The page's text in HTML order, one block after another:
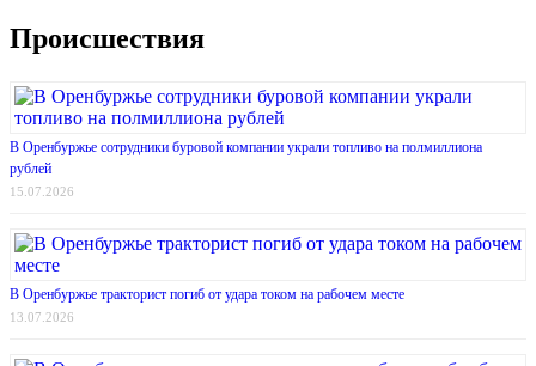
Происшествия
В Оренбуржье сотрудники буровой компании украли топливо на полмиллиона
рублей
15.07.2026
В Оренбуржье тракторист погиб от удара током на рабочем месте
13.07.2026